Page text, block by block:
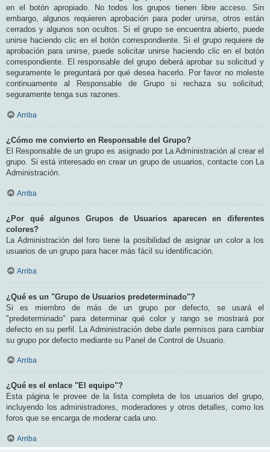
en el botón apropiado. No todos los grupos tienen libre acceso. Sin
embargo, algunos requieren aprobación para poder unirse, otros están
cerrados y algunos son ocultos. Si el grupo se encuentra abierto, puede
unirse haciendo clic en el botón correspondiente. Si el grupo requiere de
aprobación para unirse, puede solicitar unirse haciendo clic en el botón
correspondiente. El responsable del grupo deberá aprobar su solicitud y
seguramente le preguntará por qué desea hacerlo. Por favor no moleste
continuamente al Responsable de Grupo si rechaza su solicitud;
seguramente tenga sus razones.
Arriba
¿Cómo me convierto en Responsable del Grupo?
El Responsable de un grupo es asignado por La Administración al crear el
grupo. Si está interesado en crear un grupo de usuarios, contacte con La
Administración.
Arriba
¿Por qué algunos Grupos de Usuarios aparecen en diferentes
colores?
La Administración del foro tiene la posibilidad de asignar un color a los
usuarios de un grupo para hacer más fácil su identificación.
Arriba
¿Qué es un "Grupo de Usuarios predeterminado"?
Si es miembro de más de un grupo por defecto, se usará el
"predeterminado" para determinar qué color y rango se mostrará por
defecto en su perfil. La Administración debe darle permisos para cambiar
su grupo por defecto mediante su Panel de Control de Usuario.
Arriba
¿Qué es el enlace "El equipo"?
Esta página le provee de la lista completa de los usuarios del grupo,
incluyendo los administradores, moderadores y otros detalles, como los
foros que se encarga de moderar cada uno.
Arriba